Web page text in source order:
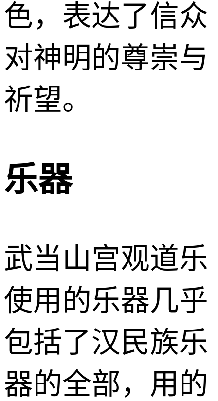
色，表达了信众
对神明的尊崇与
祈望。
乐器
武当山宫观道乐
使用的乐器几乎
包括了汉民族乐
器的全部，用的